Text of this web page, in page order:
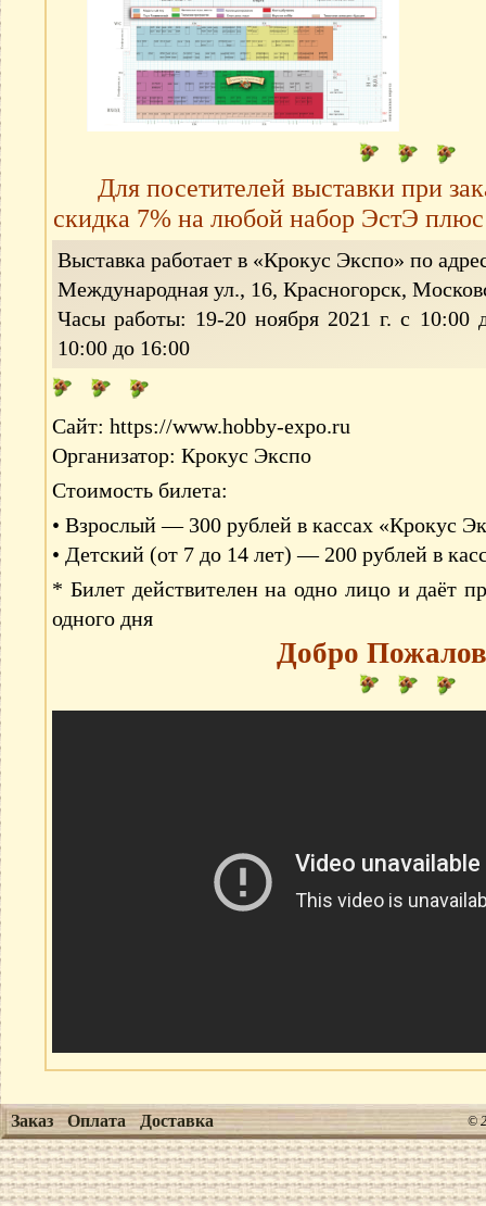
Для посетителей выставки при
скидка 7% на любой набор ЭстЭ
Выставка работает в «Крокус Экспо» по
Международная ул., 16, Красногорск,
Часы работы: 19-20 ноября 2021 г. с 10:00
10:00 до 16:00
Сайт: https://www.hobby-expo.ru
Организатор: Крокус Экспо
Стоимость билета:
• Взрослый — 300 рублей в кассах «Крокус
• Детский (от 7 до 14 лет) — 200 рублей в
* Билет действителен на одно лицо и даёт
одного дня
Добро
Заказ Оплата Доставка ©